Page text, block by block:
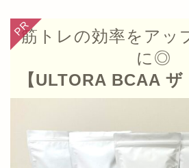
筋トレの効率をアッ
に◎
【ULTORA BCAA ザ